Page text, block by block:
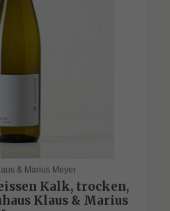
& Marius Meyer
Kalk, trocken,
Klaus & Marius